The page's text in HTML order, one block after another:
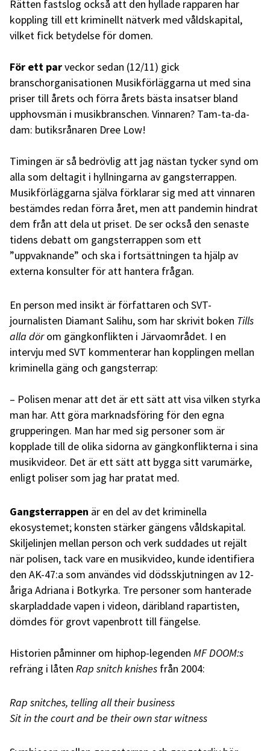
Rätten fastslog också att den hyllade rapparen har
koppling till ett kriminellt nätverk med våldskapital,
vilket fick betydelse för domen.
För ett parveckor sedan (12/11) gick
branschorganisationen Musikförläggarna ut med sina
priser till årets och förra årets bästa insatser bland
upphovsmän i musikbranschen. Vinnaren? Tam-ta-da-
dam: butiksrånaren Dree Low!
Timingen är så bedrövlig att jag nästan tycker synd om
alla som deltagit i hyllningarna av gangsterrappen.
Musikförläggarna själva förklarar sig med att vinnaren
bestämdes redan förra året, men att pandemin hindrat
dem från att dela ut priset. De ser också den senaste
tidens debatt om gangsterrappen som ett
”uppvaknande” och ska i fortsättningen ta hjälp av
externa konsulter för att hantera frågan.
En person med insikt är författaren och SVT-
journalisten Diamant Salihu, som har skrivit boken Tills
alla dörom gängkonflikten i Järvaområdet. I en
intervju med SVT kommenterar han kopplingen mellan
kriminella gäng och gangsterrap:
– Polisen menar att det är ett sätt att visa vilken styrka
man har. Att göra marknadsföring för den egna
grupperingen. Man har med sig personer som är
kopplade till de olika sidorna av gängkonflikterna i sina
musikvideor. Det är ett sätt att bygga sitt varumärke,
enligt poliser som jag har pratat med.
Gangsterrappen är en del av det kriminella
ekosystemet; konsten stärker gängens våldskapital.
Skiljelinjen mellan person och verk suddades ut rejält
när polisen, tack vare en musikvideo, kunde identifiera
den AK-47:a som användes vid dödsskjutningen av 12-
åriga Adriana i Botkyrka. Tre personer som hanterade
skarpladdade vapen i videon, däribland rapartisten,
dömdes för grovt vapenbrott till fängelse.
Historien påminner om hiphop-legenden MF DOOM:s
refräng i låten Rap snitch knishes från 2004:
Rap snitches, telling all their business
Sit in the court and be their own star witness